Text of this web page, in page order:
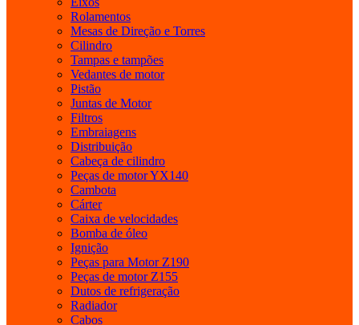
Rolamentos
Mesas de Direção e Torres
Cilindro
Tampas e tampões
Vedantes de motor
Pistão
Juntas de Motor
Filtros
Embraiagens
Distribuição
Cabeça de cilindro
Peças de motor YX140
Cambota
Cárter
Caixa de velocidades
Bomba de óleo
Ignição
Peças para Motor Z190
Peças de motor Z155
Dutos de refrigeração
Radiador
Cabos